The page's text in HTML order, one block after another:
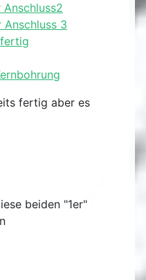
3
fertig aber es
beiden "1er"